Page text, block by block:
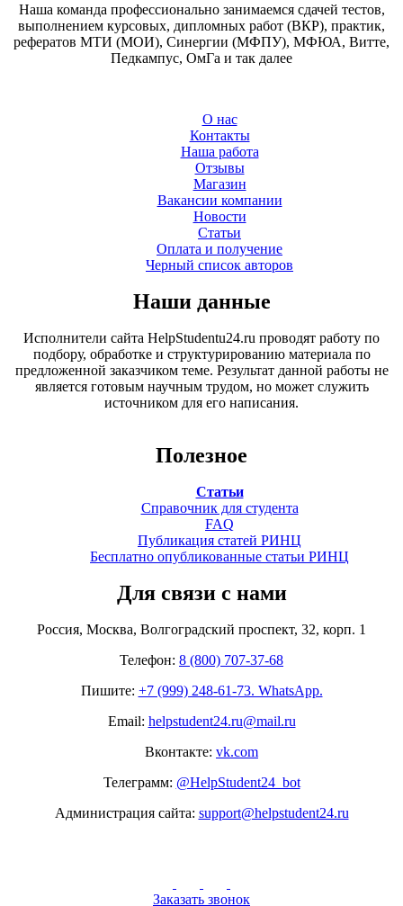
Наша команда профессионально занимаемся сдачей тестов,
выполнением курсовых, дипломных работ (ВКР), практик,
рефератов МТИ (МОИ), Синергии (МФПУ), МФЮА, Витте,
Педкампус, ОмГа и так далее
О нас
Контакты
Наша работа
Отзывы
Магазин
Вакансии компании
Новости
Статьи
Оплата и получение
Черный список авторов
Наши данные
Исполнители сайта HelpStudentu24.ru проводят работу по
подбору, обработке и структурированию материала по
предложенной заказчиком теме. Результат данной работы не
является готовым научным трудом, но может служить
источником для его написания.
Полезное
Статьи
Справочник для студента
FAQ
Публикация статей РИНЦ
Бесплатно опубликованные статьи РИНЦ
Для связи с нами
Россия, Москва, Волгоградский проспект, 32, корп. 1
Телефон: 8 (800) 707-37-68
Пишите: +7 (999) 248-61-73. WhatsApp.
Email: helpstudent24.ru@mail.ru
Вконтакте: vk.com
Телеграмм: @HelpStudent24_bot
Администрация сайта: support@helpstudent24.ru
Заказать звонок